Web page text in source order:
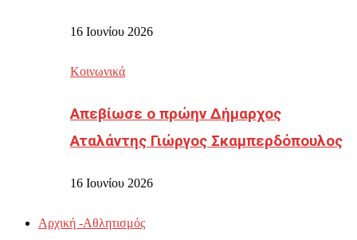
16 Ιουνίου 2026
Κοινωνικά
Απεβίωσε ο πρώην Δήμαρχος
Αταλάντης Γιώργος Σκαμπερδόπουλος
16 Ιουνίου 2026
Αρχική -Αθλητισμός